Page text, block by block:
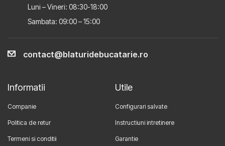
Luni – Vineri: 08:30-18:00
Sambata: 09:00 – 15:00
contact@blaturidebucatarie.ro
Informatii
Companie
Politica de retur
Termeni si conditii
Utile
Configurari salvate
Instructiuni intretinere
Garantie